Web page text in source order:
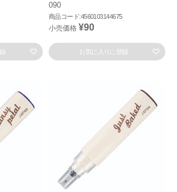
090
商品コード:4560103144675
小売価格 ¥90
お気に入りに登録